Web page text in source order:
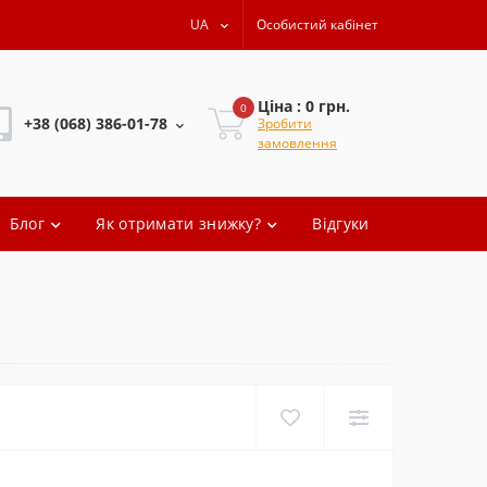
UA Особистий кабінет
+38 (068) 386-01-78
0 Ціна : 0 грн.
Зробити
замовлення
Блог Як отримати знижку? Відгуки